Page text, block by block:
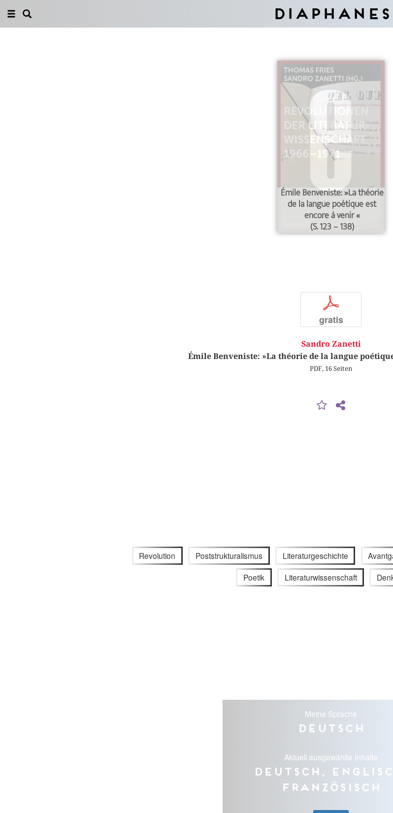
Diaphanes
Émile Benveniste: »La théorie
de la langue poétique est
encore à venir«
(S. 123 – 138)
p
gratis
Sandro Zanetti
Émile Benveniste: »La théorie de la langue
PDF, 16 Seiten
Revolution Poststrukturalismus Literaturgeschichte
Poetik Literaturwissenschaft
Meine Sprache
Deutsch
Aktuell ausgewählte Inhalte
Deutsch,
Französisch